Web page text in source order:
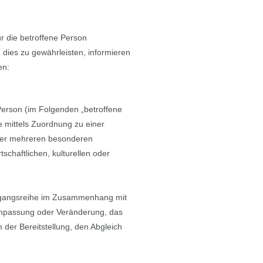
die betroffene Person
zu gewährleisten, informieren
(im Folgenden „betroffene
mittels Zuordnung zu einer
mehreren besonderen
kulturellen oder
im Zusammenhang mit
oder Veränderung, das
Bereitstellung, den Abgleich